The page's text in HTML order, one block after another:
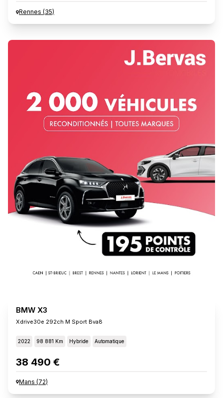
Rennes (35)
BMW X3
Xdrive30e 292ch M Sport Bva8
2022 98 881 Km Hybride Automatique
38 490 €
Mans (72)